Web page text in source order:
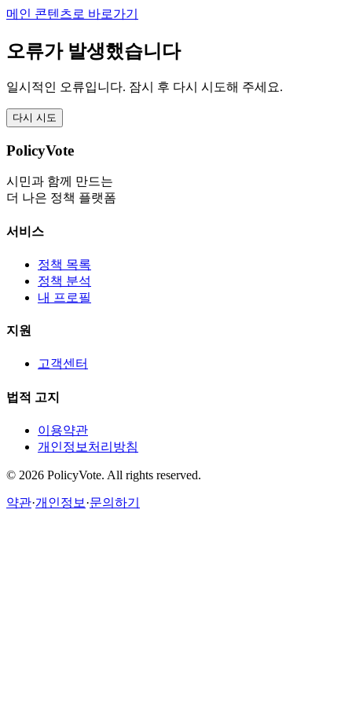
메인 콘텐츠로 바로가기
오류가 발생했습니다
일시적인 오류입니다. 잠시 후 다시 시도해 주세요.
다시 시도
PolicyVote
시민과 함께 만드는
더 나은 정책 플랫폼
서비스
정책 목록
정책 분석
내 프로필
지원
고객센터
법적 고지
이용약관
개인정보처리방침
© 2026 PolicyVote. All rights reserved.
약관·개인정보 ·문의하기